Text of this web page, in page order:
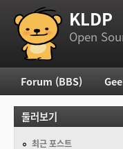
부 메뉴 KLDP
Open
주 메뉴
Forum (BBS)
둘러보기
최근 포스트